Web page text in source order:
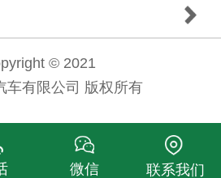
© 2021
车有限公司 版权所有
微信 联系我们